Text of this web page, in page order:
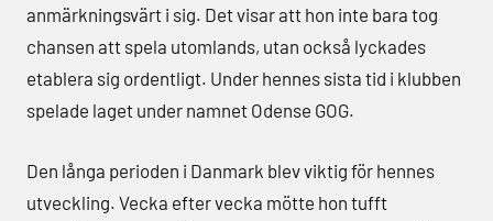
anmärkningsvärt i sig. Det visar att hon inte bara tog
chansen att spela utomlands, utan också lyckades
etablera sig ordentligt. Under hennes sista tid i klubben
spelade laget under namnet Odense GOG.
Den långa perioden i Danmark blev viktig för hennes
utveckling. Vecka efter vecka mötte hon tufft